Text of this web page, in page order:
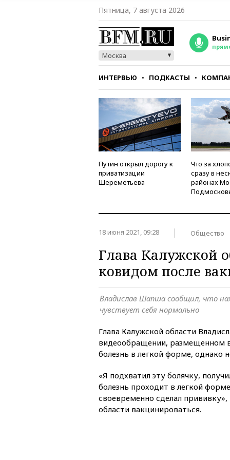
Пятница, 7 августа 2026
Москва
ИНТЕРВЬЮ ПОДКАСТЫ
СТИЛЬ ТЕСТЫ
Путин открыл дорогу к
приватизации
Шереметьева
Что за
сразу в
районах
18 июня 2021, 09:28 Общество
Глава Калужской
ковидом после
Владислав Шапша сообщил, что
чувствует себя нормально
Глава Калужской области
видеообращении, размещенном
болезнь в легкой форме, однако
«Я подхватил эту болячку,
болезнь проходит в легкой
своевременно сделал
области вакцинироваться.